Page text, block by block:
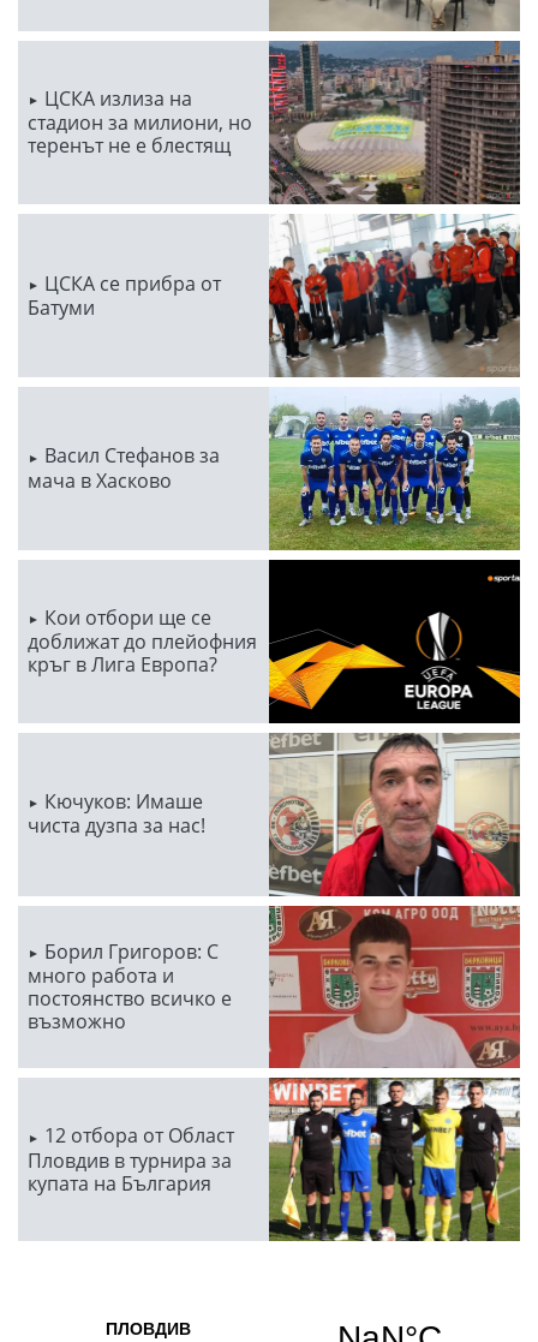
ЦСКА излиза на
стадион за милиони, но
теренът не е блестящ
ЦСКА се прибра от
Батуми
Васил Стефанов за
мача в Хасково
Кои отбори ще се
доближат до плейофния
кръг в Лига Европа?
Кючуков: Имаше
чиста дузпа за нас!
Борил Григоров: С
много работа и
постоянство всичко е
възможно
12 отбора от Област
Пловдив в турнира за
купата на България